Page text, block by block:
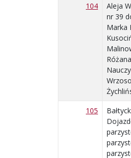
104
Aleja
nr 39
Marka
105